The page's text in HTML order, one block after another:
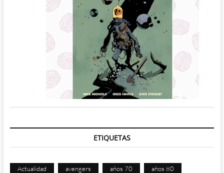
ETIQUETAS
Actualidad avengers años 70 años 80